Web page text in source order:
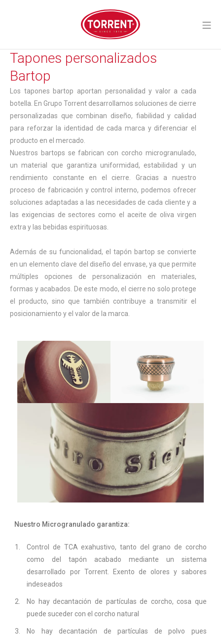
Torrent Closures
Tapones personalizados
Bartop
Los tapones bartop aportan personalidad y valor a cada
botella. En Grupo Torrent desarrollamos soluciones de cierre
personalizadas que combinan diseño, fiabilidad y calidad
para reforzar la identidad de cada marca y diferenciar el
producto en el mercado.
Nuestros bartops se fabrican con corcho microgranulado,
un material que garantiza uniformidad, estabilidad y un
rendimiento constante en el cierre. Gracias a nuestro
proceso de fabricación y control interno, podemos ofrecer
soluciones adaptadas a las necesidades de cada cliente y a
las exigencias de sectores como el aceite de oliva virgen
extra y las bebidas espirituosas.
Además de su funcionalidad, el tapón bartop se convierte
en un elemento clave del diseño del envase, ya que permite
múltiples opciones de personalización en materiales,
formas y acabados. De este modo, el cierre no solo protege
el producto, sino que también contribuye a transmitir el
posicionamiento y el valor de la marca.
Nuestro Microgranulado garantiza:
Control de TCA exahustivo, tanto del grano de corcho
como del tapón acabado mediante un sistema
desarrollado por Torrent. Exento de olores y sabores
indeseados
No hay decantación de partículas de corcho, cosa que
puede suceder con el corcho natural
No hay decantación de partículas de polvo pues